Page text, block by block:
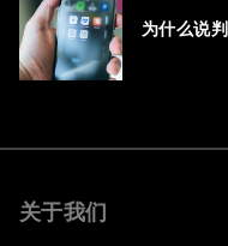
为什么说
关于我们